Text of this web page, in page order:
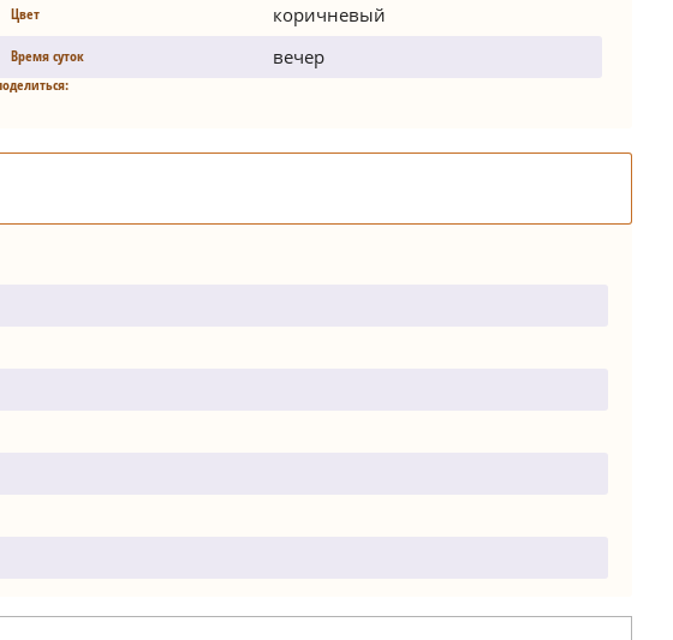
Цвет коричневый
Время суток вечер